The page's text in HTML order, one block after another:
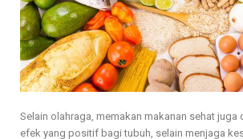
Selain olahraga, memakan makanan sehat juga
efek yang positif bagi tubuh, selain menjaga